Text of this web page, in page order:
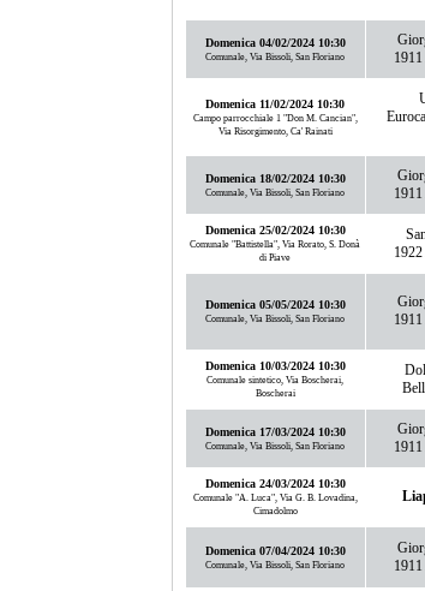
Domenica 04/02/2024 10:30
Comunale, Via Bissoli, San Floriano
Domenica 11/02/2024 10:30
Campo parrocchiale 1 "Don M. Cancian",
Via Risorgimento, Ca' Rainati
Domenica 18/02/2024 10:30
Comunale, Via Bissoli, San Floriano
Domenica 25/02/2024 10:30
Comunale "Battistella", Via Rorato, S. Donà
di Piave
Domenica 05/05/2024 10:30
Comunale, Via Bissoli, San Floriano
Domenica 10/03/2024 10:30
Comunale sintetico, Via Boscherai,
Boscherai
Domenica 17/03/2024 10:30
Comunale, Via Bissoli, San Floriano
Domenica 24/03/2024 10:30
Comunale "A. Luca", Via G. B. Lovadina,
Cimadolmo
Domenica 07/04/2024 10:30
Comunale, Via Bissoli, San Floriano